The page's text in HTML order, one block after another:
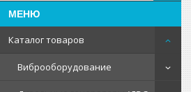
Каталог товаров
Виброоборудование